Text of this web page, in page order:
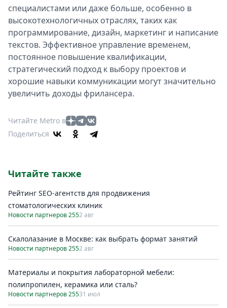
специалистами или даже больше, особенно в
высокотехнологичных отраслях, таких как
программирование, дизайн, маркетинг и написание
текстов. Эффективное управление временем,
постоянное повышение квалификации,
стратегический подход к выбору проектов и
хорошие навыки коммуникации могут значительно
увеличить доходы фрилансера.
Читайте Metro в
Поделиться
Читайте также
Рейтинг SEO-агентств для продвижения
стоматологических клиник
Новости партнеров 2552 авг
Скалолазание в Москве: как выбрать формат занятий
Новости партнеров 2552 авг
Материалы и покрытия лабораторной мебели:
полипропилен, керамика или сталь?
Новости партнеров 25531 июл